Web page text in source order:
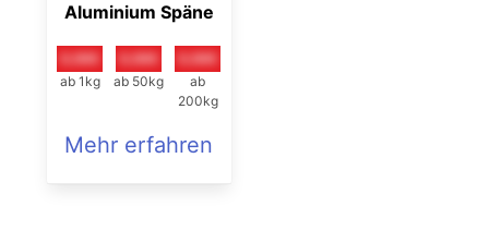
Aluminium Späne
0,00€
ab 1kg
0,00€
ab 50kg
0,00€
ab
200kg
Mehr erfahren